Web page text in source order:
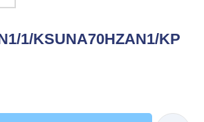
1/KSUNA70HZAN1/KP